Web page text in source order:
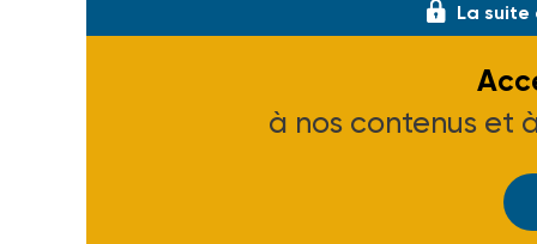
La suite
à nos contenus et